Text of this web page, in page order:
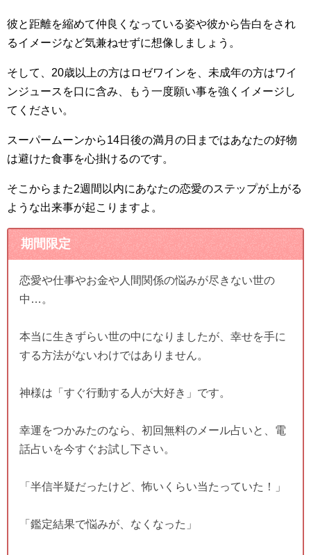
彼と距離を縮めて仲良くなっている姿や彼から告白をされ
るイメージなど気兼ねせずに想像しましょう。
そして、20歳以上の方はロゼワインを、未成年の方はワイ
ンジュースを口に含み、もう一度願い事を強くイメージし
てください。
スーパームーンから14日後の満月の日まではあなたの好物
は避けた食事を心掛けるのです。
そこからまた2週間以内にあなたの恋愛のステップが上がる
ような出来事が起こりますよ。
期間限定
恋愛や仕事やお金や人間関係の悩みが尽きない世の
中…。
本当に生きずらい世の中になりましたが、幸せを手に
する方法がないわけではありません。
神様は「すぐ行動する人が大好き」です。
幸運をつかみたのなら、初回無料のメール占いと、電
話占いを今すぐお試し下さい。
「半信半疑だったけど、怖いくらい当たっていた！」
「鑑定結果で悩みが、なくなった」